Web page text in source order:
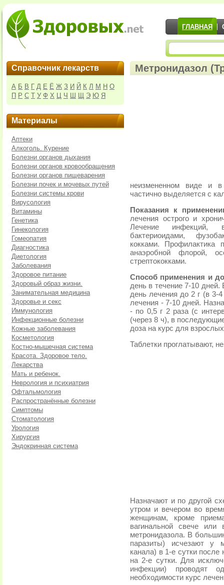
ГЛАВНАЯ
Справочник лекарств
А Б В Г Д Е Ё Ж З И Й К Л М Н О
П Р С Т У Ф Х Ц Ч Ш Щ Э Ю Я
Материалы
Аптеки
Алкоголь. Курение
Болезни органов дыхания
Болезни органов кровообращения
Болезни органов пищеварения
Болезни почек и мочевых путей
Болезни системы крови
Вирусология
Витамины
Генетика
Гинекология
Гомеопатия
Диагностика
Диетология
Заболевания
Здоровое питание
Здоровый образ жизни.
Занимательная медицина
Здоровье и секс
Иммунология
Инфекционные болезни
Кожные заболевания
Косметология
Костно-мышечная система
Красота. Здоровое тело.
Лекарства
Мать и ребенок.
Неврология и психиатрия
Офтальмология
Распространённые болезни
Симптомы
Стоматология
Урология
Хирургия
Эндокринная система
Метронидазол
неизмененном виде и в
частично выделяется с
Показания к
лечения острого и
Лечение инфекций,
бактериоидами,
кокками. Профилактика
анаэробной флорой,
стрептококками.
Способ применения и
день в течение 7-10
день лечения до 2 г (в 3-
лечения - 7-10 дней.
- по 0,5 г 2 раза (с
(через 8 ч), в
доза на курс для взрослых
Таблетки проглатывают,
Назначают и по другой
утром и вечером во
женщинам, кроме
вагинальной свече или
метронидазола. В
паразиты) исчезают у
канала) в 1-е сутки
на 2-е сутки. Для
инфекции) проводят
необходимости курс